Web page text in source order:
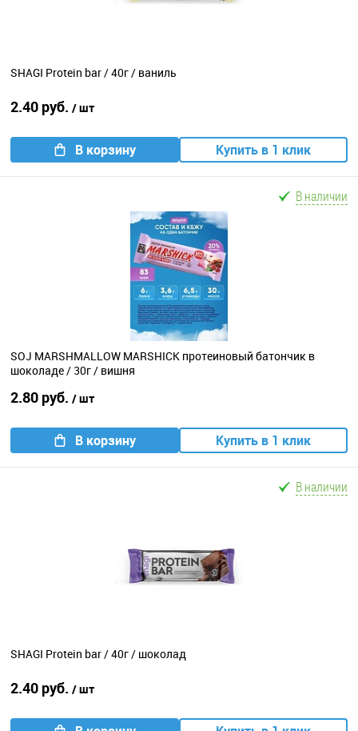
SHAGI Protein bar / 40г / ваниль
2.40 руб. / шт
В корзину Купить в 1 клик
В наличии
SOJ MARSHMALLOW MARSHICK протеиновый батончик в
шоколаде / 30г / вишня
2.80 руб. / шт
В корзину Купить в 1 клик
В наличии
SHAGI Protein bar / 40г / шоколад
2.40 руб. / шт